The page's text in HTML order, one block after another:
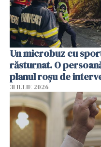
Un microbuz cu
răsturnat. O
planul roșu de
31 IULIE 2026